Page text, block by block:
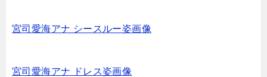
宮司愛海アナ シースルー姿画像
宮司愛海アナ ドレス姿画像